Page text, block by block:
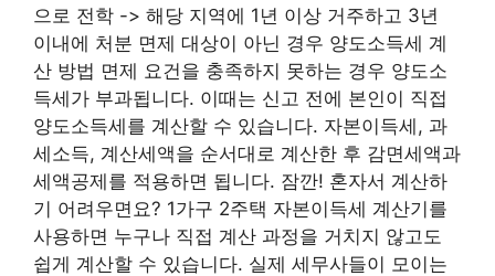
으로 전학 -> 해당 지역에 1년 이상 거주하고 3년
이내에 처분 면제 대상이 아닌 경우 양도소득세 계
산 방법 면제 요건을 충족하지 못하는 경우 양도소
득세가 부과됩니다. 이때는 신고 전에 본인이 직접
양도소득세를 계산할 수 있습니다. 자본이득세, 과
세소득, 계산세액을 순서대로 계산한 후 감면세액과
세액공제를 적용하면 됩니다. 잠깐! 혼자서 계산하
기 어려우면요? 1가구 2주택 자본이득세 계산기를
사용하면 누구나 직접 계산 과정을 거치지 않고도
쉽게 계산할 수 있습니다. 실제 세무사들이 모이는